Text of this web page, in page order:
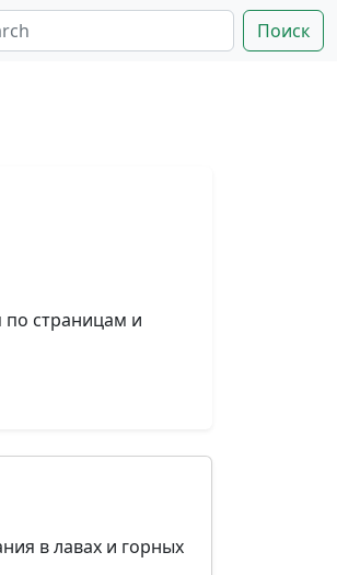
Поиск
страницам и
в лавах и горных